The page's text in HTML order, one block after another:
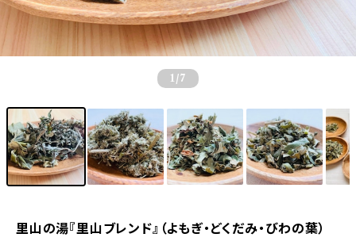
1 /7
里山の湯『里山ブレンド』（よもぎ・どくだみ・びわの葉）